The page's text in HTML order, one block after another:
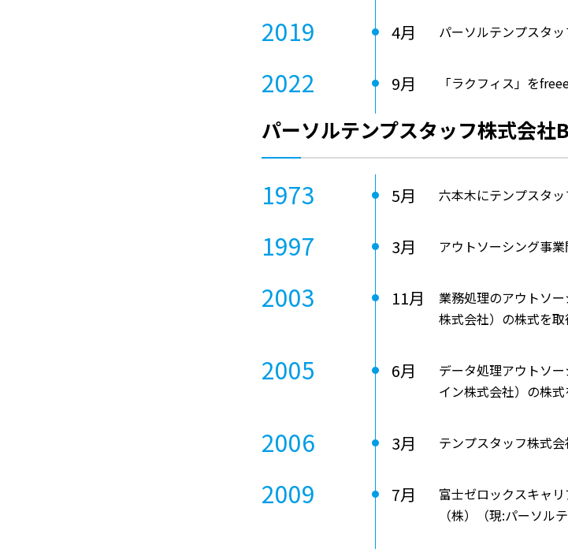
2019 4月 パーソルテンプスタ
2022 9月 「ラクフィス」を
パーソルテンプスタッフ株式会社
1973 5月 六本木にテンプスタ
1997 3月 アウトソーシング事
2003 11月
業務処理のアウトソ
株式会社）の株式を
2005 6月
データ処理アウトソ
イン株式会社）の株
2006 3月 テンプスタッフ株式
2009 7月
富士ゼロックスキャ
（株）（現:パーソル